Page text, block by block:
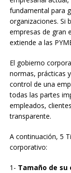
fundamental para
organizaciones. Si
empresas de gran
extiende a las
El gobierno
normas, prácticas
control de una
todas las partes
empleados,
transparente.
A continuación, 5
corporativo:
1- Tamaño de su